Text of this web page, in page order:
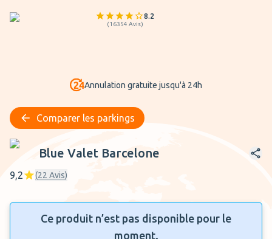
8.2
(16354 Avis)
Annulation gratuite jusqu'à 24h
Comparer les parkings
Blue Valet Barcelone
Blue Valet Barcelone
9,2 (22 Avis)
Ce produit n’est pas disponible pour le
moment.